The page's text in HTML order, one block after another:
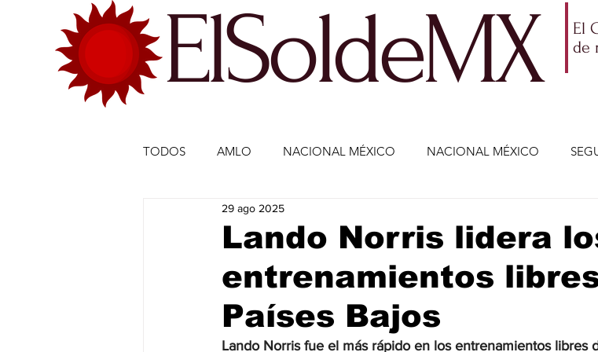
ElSoldeMX
El
de
TODOS AMLO NACIONAL MÉXICO NACIONAL MÉXICO
ECONOMÍA MÉXICO
DEPORTES DEPORTES CIENCIA Y TECNOLOGÍA
ESTADOS-POLÍTICA ENTRETENIMIENTO JALISCO-ENRIQUE
Lando Norris lidera
entrenamientos
Países Bajos
29 ago 2025
Lando Norris fue el más rápido en los entrenamientos libres